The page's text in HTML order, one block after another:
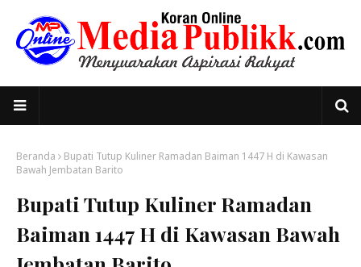
Beranda
Bupati Tutup Kuliner Ramadan Baiman 1447 H di Kawasan
Bawah Jembatan Barito
Bupati Tutup Kuliner Ramadan
Baiman 1447 H di Kawasan Bawah